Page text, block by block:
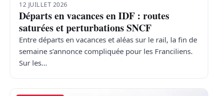
12 JUILLET 2026
Départs en vacances en IDF : routes
saturées et perturbations SNCF
Entre départs en vacances et aléas sur le rail, la fin de
semaine s’annonce compliquée pour les Franciliens.
Sur les…